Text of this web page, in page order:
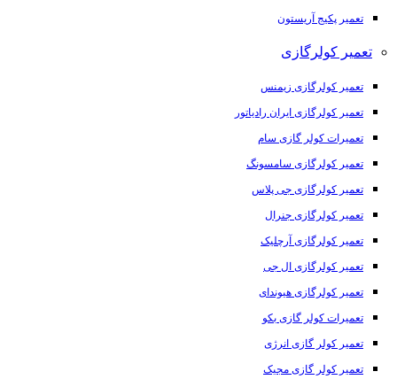
تعمیر پکیج آریستون
تعمیر کولرگازی
تعمیر کولرگازی زیمنس
تعمیر کولرگازی ایران رادیاتور
تعمیرات کولر گازی سام
تعمیر کولرگازی سامسونگ
تعمیر کولرگازی جی پلاس
تعمیر کولرگازی جنرال
تعمیر کولرگازی آرچلیک
تعمیر کولرگازی ال جی
تعمیر کولرگازی هیوندای
تعمیرات کولر گازی بکو
تعمیر کولر گازی انرژی
تعمیر کولر گازی مجیک